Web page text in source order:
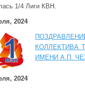
1/4 Лиги КВН.
2024
КОЛЛЕКТИВА
ИМЕНИ А.П.
2024